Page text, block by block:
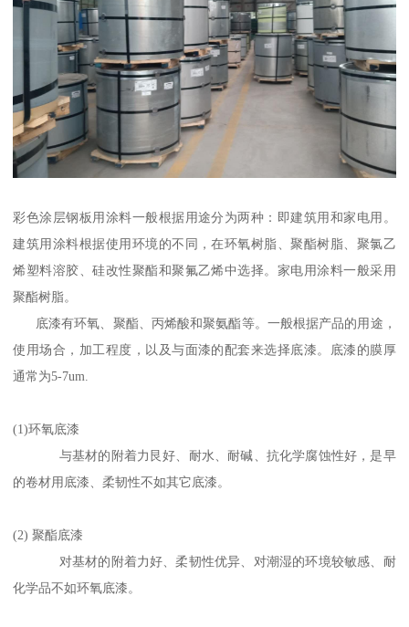
彩色涂层钢板用涂料一般根据用途分为两种：即建筑用和家电用。
建筑用涂料根据使用环境的不同，在环氧树脂、聚酯树脂、聚氯乙
烯塑料溶胶、硅改性聚酯和聚氟乙烯中选择。家电用涂料一般采用
聚酯树脂。
底漆有环氧、聚酯、丙烯酸和聚氨酯等。一般根据产品的用途，
使用场合，加工程度，以及与面漆的配套来选择底漆。底漆的膜厚
通常为5-7um.
(1)环氧底漆
与基材的附着力艮好、耐水、耐碱、抗化学腐蚀性好，是早
的卷材用底漆、柔韧性不如其它底漆。
(2) 聚酯底漆
对基材的附着力好、柔韧性优异、对潮湿的环境较敏感、耐
化学品不如环氧底漆。